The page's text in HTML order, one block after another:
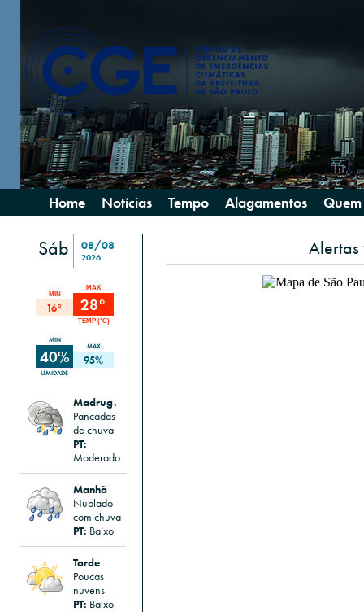
Home Notícias Tempo Alagamentos
Sáb 08/08
2026
MIN
16°
MAX
28°
TEMP (°C)
MIN
40%
UMIDADE
MAX
95%
Madrug.
Pancadas
de chuva
PT:
Moderado
Manhã
Nublado
com chuva
PT: Baixo
Tarde
Poucas
nuvens
PT: Baixo
Alertas